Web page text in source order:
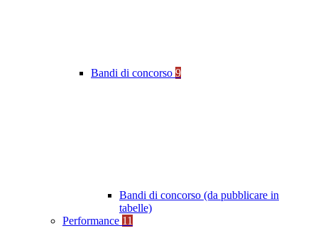
Bandi di concorso 9
Bandi di concorso (da pubblicare in
tabelle)
Performance 11